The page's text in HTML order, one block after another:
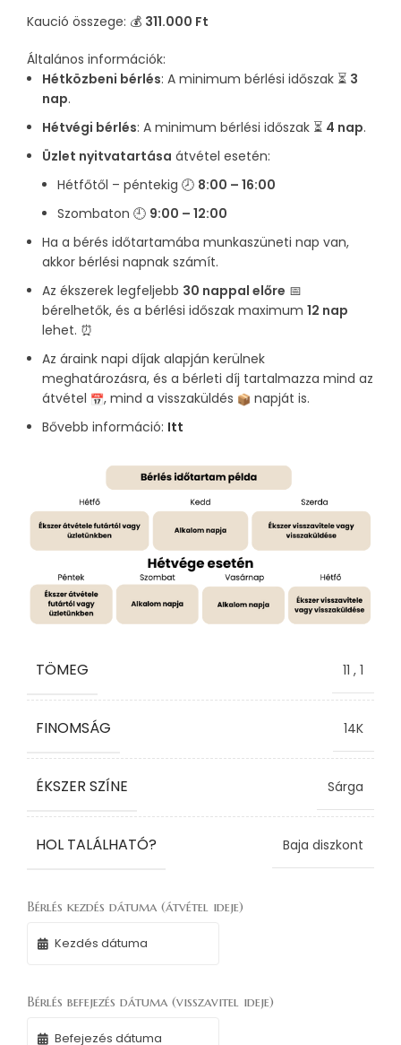
Kaució összege: 💰 311.000 Ft
Általános információk:
Hétközbeni bérlés: A minimum bérlési időszak ⏳ 3
nap.
Hétvégi bérlés: A minimum bérlési időszak ⏳ 4 nap.
Üzlet nyitvatartása átvétel esetén:
Hétfőtől – péntekig 🕗 8:00 – 16:00
Szombaton 🕘 9:00 – 12:00
Ha a bérés időtartamába munkaszüneti nap van,
akkor bérlési napnak számít.
Az ékszerek legfeljebb 30 nappal előre 📅
bérelhetők, és a bérlési időszak maximum 12 nap
lehet. ⏰
Az áraink napi díjak alapján kerülnek
meghatározásra, és a bérleti díj tartalmazza mind az
átvétel
, mind a visszaküldés
napját is.
Bővebb információ: Itt
TÖMEG 11 , 1
FINOMSÁG 14K
ÉKSZER SZÍNE Sárga
HOL TALÁLHATÓ? Baja diszkont
Bérlés kezdés dátuma (átvétel ideje)
Bérlés befejezés dátuma (visszavitel ideje)